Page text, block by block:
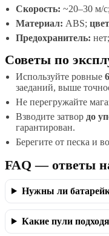
Скорость: ~20–30 м/с;
Материал: ABS;
Предохранитель: нет;
Советы по
Используйте ровные
заеданий, выше
Не перегружайте
Взводите затвор до
гарантирован.
Берегите от песка и
FAQ — ответы
Нужны ли
Какие пули